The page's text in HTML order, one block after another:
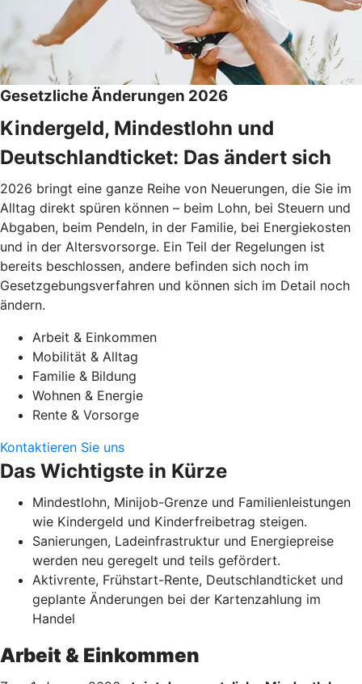
Gesetzliche Änderungen 2026
Kindergeld, Mindestlohn und
Deutschlandticket: Das ändert sich
2026 bringt eine ganze Reihe von Neuerungen, die Sie im
Alltag direkt spüren können – beim Lohn, bei Steuern und
Abgaben, beim Pendeln, in der Familie, bei Energiekosten
und in der Altersvorsorge. Ein Teil der Regelungen ist
bereits beschlossen, andere befinden sich noch im
Gesetzgebungsverfahren und können sich im Detail noch
ändern.
Arbeit & Einkommen
Mobilität & Alltag
Familie & Bildung
Wohnen & Energie
Rente & Vorsorge
Kontaktieren Sie uns
Das Wichtigste in Kürze
Mindestlohn, Minijob-Grenze und Familienleistungen
wie Kindergeld und Kinderfreibetrag steigen.
Sanierungen, Ladeinfrastruktur und Energiepreise
werden neu geregelt und teils gefördert.
Aktivrente, Frühstart-Rente, Deutschlandticket und
geplante Änderungen bei der Kartenzahlung im
Handel
Arbeit & Einkommen